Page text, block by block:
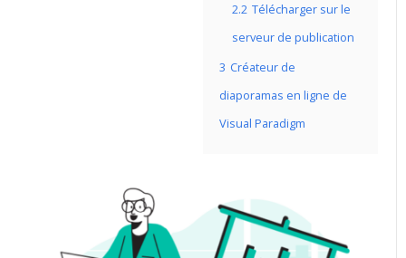
2.2 Télécharger sur le
serveur de publication
3 Créateur de
diaporamas en ligne de
Visual Paradigm